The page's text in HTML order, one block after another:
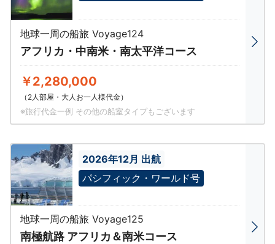
地球一周の船旅 Voyage124
アフリカ・中南米・南太平洋コース
￥2,280,000
（2人部屋・大人お一人様代金）
※旅行代金一例 その他の船室タイプもございます
2026年12月 出航
パシフィック・ワールド号
地球一周の船旅 Voyage125
南極航路 アフリカ＆南米コース